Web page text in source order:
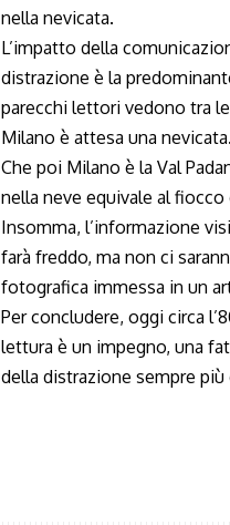
nella nevicata.
L’impatto della
distrazione è la
parecchi lettori vedono tra
Milano è attesa una nevicata.
Che poi Milano è la Val
nella neve equivale al fiocco
Insomma, l’informazione
farà freddo, ma non ci
fotografica immessa in un
Per concludere, oggi circa
lettura è un impegno, una
della distrazione sempre